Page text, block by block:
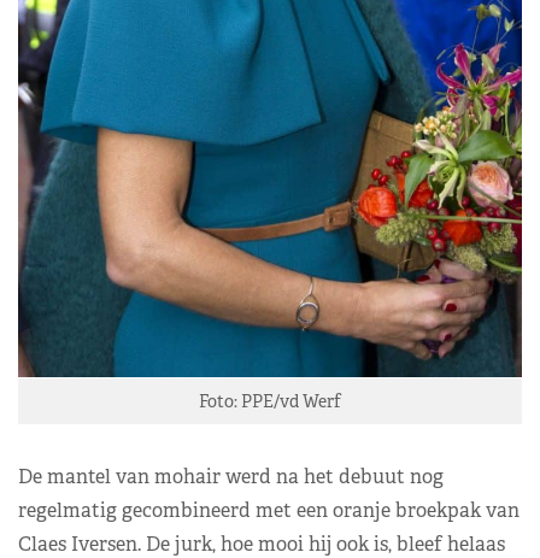
Foto: PPE/vd Werf
De mantel van mohair werd na het debuut nog
regelmatig gecombineerd met een oranje broekpak van
Claes Iversen. De jurk, hoe mooi hij ook is, bleef helaas